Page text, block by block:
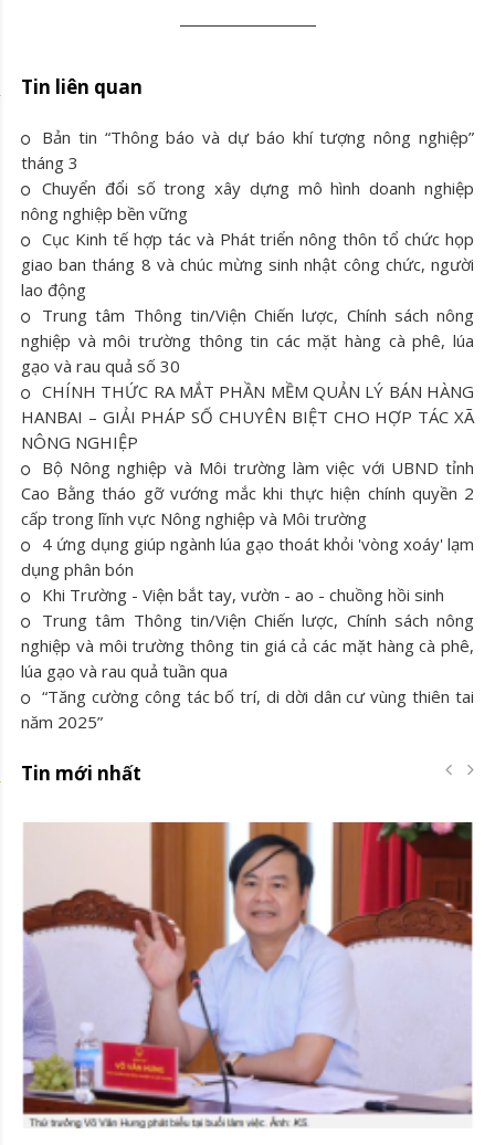
Tin liên quan
Bản tin “Thông báo và dự báo khí tượng nông nghiệp”
tháng 3
Chuyển đổi số trong xây dựng mô hình doanh nghiệp
nông nghiệp bền vững
Cục Kinh tế hợp tác và Phát triển nông thôn tổ chức họp
giao ban tháng 8 và chúc mừng sinh nhật công chức, người
lao động
Trung tâm Thông tin/Viện Chiến lược, Chính sách nông
nghiệp và môi trường thông tin các mặt hàng cà phê, lúa
gạo và rau quả số 30
CHÍNH THỨC RA MẮT PHẦN MỀM QUẢN LÝ BÁN HÀNG
HANBAI – GIẢI PHÁP SỐ CHUYÊN BIỆT CHO HỢP TÁC XÃ
NÔNG NGHIỆP
Bộ Nông nghiệp và Môi trường làm việc với UBND tỉnh
Cao Bằng tháo gỡ vướng mắc khi thực hiện chính quyền 2
cấp trong lĩnh vực Nông nghiệp và Môi trường
4 ứng dụng giúp ngành lúa gạo thoát khỏi 'vòng xoáy' lạm
dụng phân bón
Khi Trường - Viện bắt tay, vườn - ao - chuồng hồi sinh
Trung tâm Thông tin/Viện Chiến lược, Chính sách nông
nghiệp và môi trường thông tin giá cả các mặt hàng cà phê,
lúa gạo và rau quả tuần qua
“Tăng cường công tác bố trí, di dời dân cư vùng thiên tai
năm 2025”
Tin mới nhất